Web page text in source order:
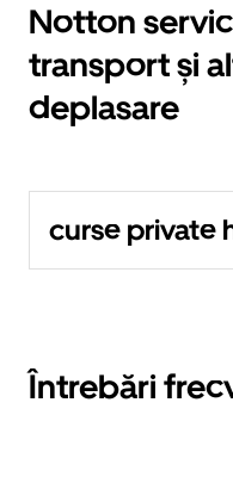
Notton
transport și
deplasare
curse private
Întrebări